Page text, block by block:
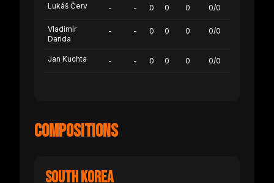
Lukáš Červ - - 0 0 0 0/0
Vladimír
Darida
- - 0 0 0 0/0
Jan Kuchta - - 0 0 0 0/0
Compositions
South Korea